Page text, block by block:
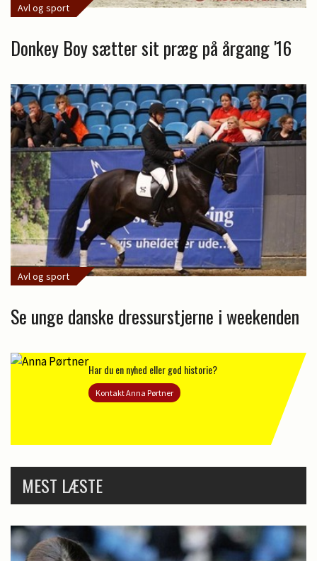
Avl og sport
Donkey Boy sætter sit præg på årgang '16
Avl og sport
Se unge danske dressurstjerne i weekenden
Har du en nyhed eller god historie?
Kontakt Anna Pørtner
MEST LÆSTE